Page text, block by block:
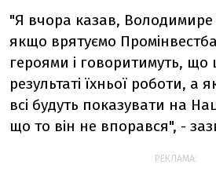
"Я вчора казав,
якщо врятуємо
героями і говоритимуть, що
результаті їхньої роботи, а
всі будуть показувати на
що то він не впорався", -
РЕКЛАМА: